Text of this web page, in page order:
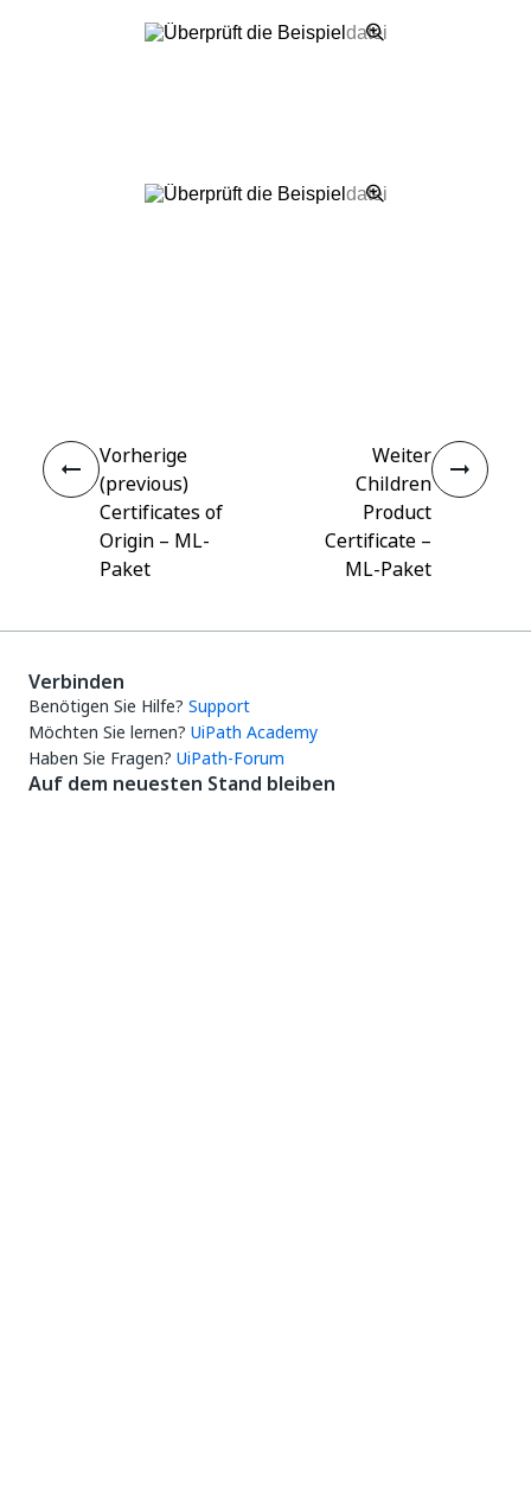
Vorherige
(previous)
Certificates of
Origin – ML-
Paket
Weiter
Children
Product
Certificate –
ML-Paket
Verbinden
Benötigen Sie Hilfe? Support
Möchten Sie lernen? UiPath Academy
Haben Sie Fragen? UiPath-Forum
Auf dem neuesten Stand bleiben